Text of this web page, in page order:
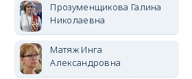
Прозуменщикова Галина
Николаевна
Матяж Инга
Александровна